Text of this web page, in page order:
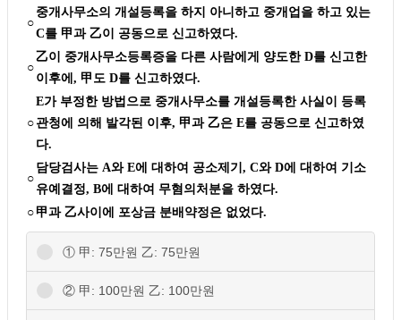
○
중개사무소의 개설등록을 하지 아니하고 중개업을 하고 있는
C를 甲과 乙이 공동으로 신고하였다.
○
乙이 중개사무소등록증을 다른 사람에게 양도한 D를 신고한
이후에, 甲도 D를 신고하였다.
○
E가 부정한 방법으로 중개사무소를 개설등록한 사실이 등록
관청에 의해 발각된 이후, 甲과 乙은 E를 공동으로 신고하였
다.
○
담당검사는 A와 E에 대하여 공소제기, C와 D에 대하여 기소
유예결정, B에 대하여 무혐의처분을 하였다.
○ 甲과 乙사이에 포상금 분배약정은 없었다.
① 甲: 75만원 乙: 75만원
② 甲: 100만원 乙: 100만원